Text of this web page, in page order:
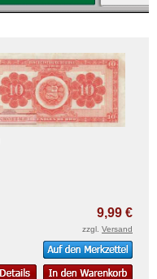
9,99 €
zzgl. Versand